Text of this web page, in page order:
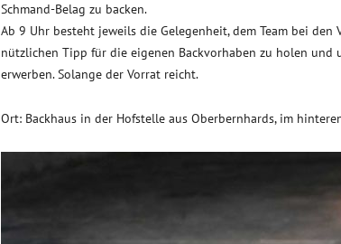
Schmand-Belag zu backen.
Ab 9 Uhr besteht jeweils die Gelegenheit, dem Team bei
nützlichen Tipp für die eigenen Backvorhaben zu holen
erwerben. Solange der Vorrat reicht.
Ort: Backhaus in der Hofstelle aus Oberbernhards, im